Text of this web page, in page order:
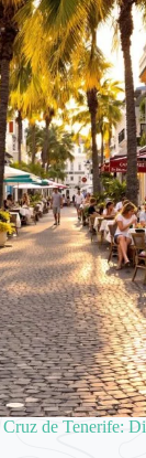
Cruz de Tenerife: